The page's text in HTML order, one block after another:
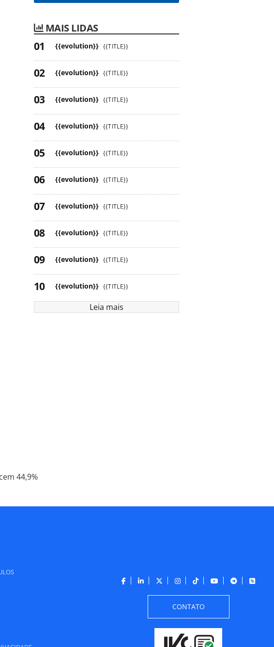
MAIS LIDAS
{{evolution}} {{TITLE}}
{{evolution}} {{TITLE}}
{{evolution}} {{TITLE}}
{{evolution}} {{TITLE}}
{{evolution}} {{TITLE}}
{{evolution}} {{TITLE}}
{{evolution}} {{TITLE}}
{{evolution}} {{TITLE}}
{{evolution}} {{TITLE}}
{{evolution}} {{TITLE}}
Leia mais
44,9%
CONTATO